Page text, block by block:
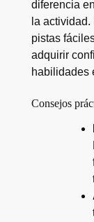
diferencia
la
pistas
adquirir
habilidades
Consejos